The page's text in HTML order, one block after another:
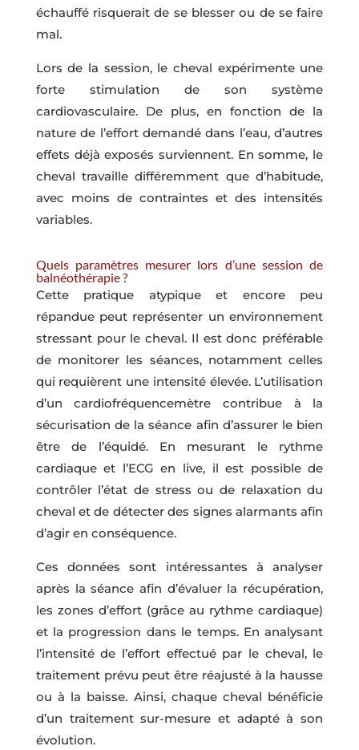
échauffé risquerait de se blesser ou de se faire
mal.
Lors de la session, le cheval expérimente une
forte stimulation de son système
cardiovasculaire. De plus, en fonction de la
nature de l’effort demandé dans l’eau, d’autres
effets déjà exposés surviennent. En somme, le
cheval travaille différemment que d’habitude,
avec moins de contraintes et des intensités
variables.
Quels paramètres mesurer lors d’une session de
balnéothérapie ?
Cette pratique atypique et encore peu
répandue peut représenter un environnement
stressant pour le cheval. Il est donc préférable
de monitorer les séances, notamment celles
qui requièrent une intensité élevée. L’utilisation
d’un cardiofréquencemètre contribue à la
sécurisation de la séance afin d’assurer le bien
être de l’équidé. En mesurant le rythme
cardiaque et l’ECG en live, il est possible de
contrôler l’état de stress ou de relaxation du
cheval et de détecter des signes alarmants afin
d’agir en conséquence.
Ces données sont intéressantes à analyser
après la séance afin d’évaluer la récupération,
les zones d’effort (grâce au rythme cardiaque)
et la progression dans le temps. En analysant
l’intensité de l’effort effectué par le cheval, le
traitement prévu peut être réajusté à la hausse
ou à la baisse. Ainsi, chaque cheval bénéficie
d’un traitement sur-mesure et adapté à son
évolution.